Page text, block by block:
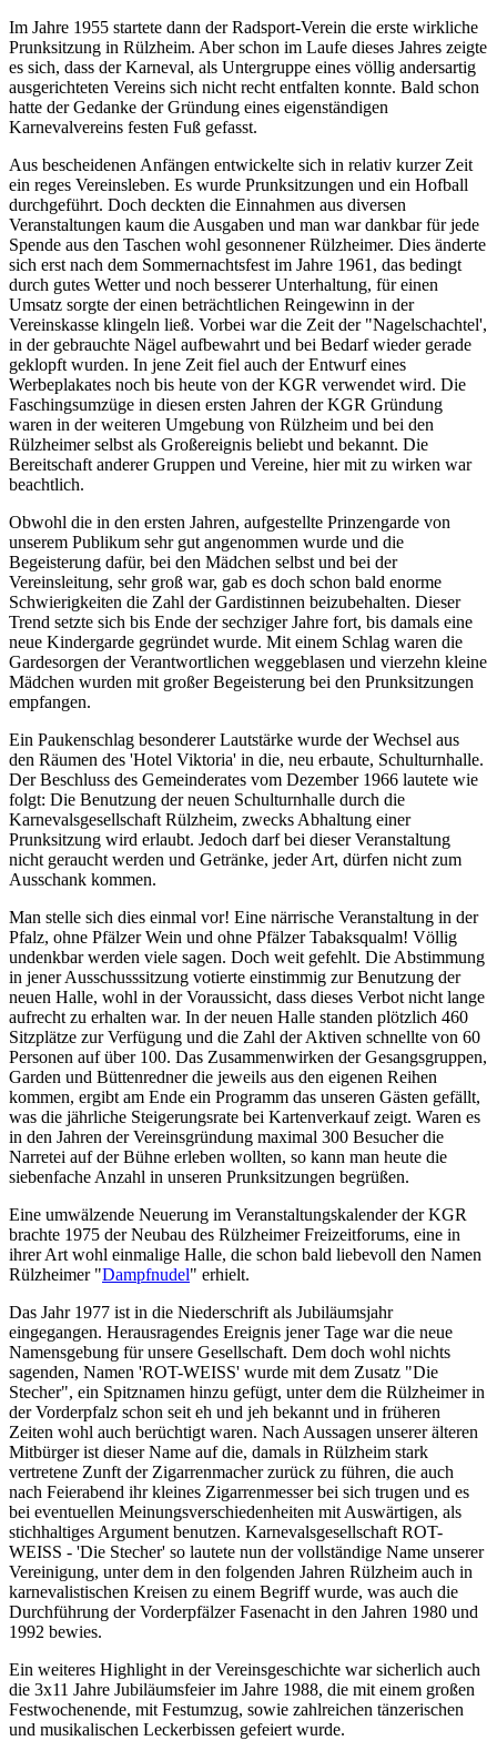
Im Jahre 1955 startete dann der Radsport-Verein die erste wirkliche
Prunksitzung in Rülzheim. Aber schon im Laufe dieses Jahres zeigte
es sich, dass der Karneval, als Untergruppe eines völlig andersartig
ausgerichteten Vereins sich nicht recht entfalten konnte. Bald schon
hatte der Gedanke der Gründung eines eigenständigen
Karnevalvereins festen Fuß gefasst.
Aus bescheidenen Anfängen entwickelte sich in relativ kurzer Zeit
ein reges Vereinsleben. Es wurde Prunksitzungen und ein Hofball
durchgeführt. Doch deckten die Einnahmen aus diversen
Veranstaltungen kaum die Ausgaben und man war dankbar für jede
Spende aus den Taschen wohl gesonnener Rülzheimer. Dies änderte
sich erst nach dem Sommernachtsfest im Jahre 1961, das bedingt
durch gutes Wetter und noch besserer Unterhaltung, für einen
Umsatz sorgte der einen beträchtlichen Reingewinn in der
Vereinskasse klingeln ließ. Vorbei war die Zeit der "Nagelschachtel',
in der gebrauchte Nägel aufbewahrt und bei Bedarf wieder gerade
geklopft wurden. In jene Zeit fiel auch der Entwurf eines
Werbeplakates noch bis heute von der KGR verwendet wird. Die
Faschingsumzüge in diesen ersten Jahren der KGR Gründung
waren in der weiteren Umgebung von Rülzheim und bei den
Rülzheimer selbst als Großereignis beliebt und bekannt. Die
Bereitschaft anderer Gruppen und Vereine, hier mit zu wirken war
beachtlich.
Obwohl die in den ersten Jahren, aufgestellte Prinzengarde von
unserem Publikum sehr gut angenommen wurde und die
Begeisterung dafür, bei den Mädchen selbst und bei der
Vereinsleitung, sehr groß war, gab es doch schon bald enorme
Schwierigkeiten die Zahl der Gardistinnen beizubehalten. Dieser
Trend setzte sich bis Ende der sechziger Jahre fort, bis damals eine
neue Kindergarde gegründet wurde. Mit einem Schlag waren die
Gardesorgen der Verantwortlichen weggeblasen und vierzehn kleine
Mädchen wurden mit großer Begeisterung bei den Prunksitzungen
empfangen.
Ein Paukenschlag besonderer Lautstärke wurde der Wechsel aus
den Räumen des 'Hotel Viktoria' in die, neu erbaute, Schulturnhalle.
Der Beschluss des Gemeinderates vom Dezember 1966 lautete wie
folgt: Die Benutzung der neuen Schulturnhalle durch die
Karnevalsgesellschaft Rülzheim, zwecks Abhaltung einer
Prunksitzung wird erlaubt. Jedoch darf bei dieser Veranstaltung
nicht geraucht werden und Getränke, jeder Art, dürfen nicht zum
Ausschank kommen.
Man stelle sich dies einmal vor! Eine närrische Veranstaltung in der
Pfalz, ohne Pfälzer Wein und ohne Pfälzer Tabaksqualm! Völlig
undenkbar werden viele sagen. Doch weit gefehlt. Die Abstimmung
in jener Ausschusssitzung votierte einstimmig zur Benutzung der
neuen Halle, wohl in der Voraussicht, dass dieses Verbot nicht lange
aufrecht zu erhalten war. In der neuen Halle standen plötzlich 460
Sitzplätze zur Verfügung und die Zahl der Aktiven schnellte von 60
Personen auf über 100. Das Zusammenwirken der Gesangsgruppen,
Garden und Büttenredner die jeweils aus den eigenen Reihen
kommen, ergibt am Ende ein Programm das unseren Gästen gefällt,
was die jährliche Steigerungsrate bei Kartenverkauf zeigt. Waren es
in den Jahren der Vereinsgründung maximal 300 Besucher die
Narretei auf der Bühne erleben wollten, so kann man heute die
siebenfache Anzahl in unseren Prunksitzungen begrüßen.
Eine umwälzende Neuerung im Veranstaltungskalender der KGR
brachte 1975 der Neubau des Rülzheimer Freizeitforums, eine in
ihrer Art wohl einmalige Halle, die schon bald liebevoll den Namen
Rülzheimer "Dampfnudel" erhielt.
Das Jahr 1977 ist in die Niederschrift als Jubiläumsjahr
eingegangen. Herausragendes Ereignis jener Tage war die neue
Namensgebung für unsere Gesellschaft. Dem doch wohl nichts
sagenden, Namen 'ROT-WEISS' wurde mit dem Zusatz "Die
Stecher", ein Spitznamen hinzu gefügt, unter dem die Rülzheimer in
der Vorderpfalz schon seit eh und jeh bekannt und in früheren
Zeiten wohl auch berüchtigt waren. Nach Aussagen unserer älteren
Mitbürger ist dieser Name auf die, damals in Rülzheim stark
vertretene Zunft der Zigarrenmacher zurück zu führen, die auch
nach Feierabend ihr kleines Zigarrenmesser bei sich trugen und es
bei eventuellen Meinungsverschiedenheiten mit Auswärtigen, als
stichhaltiges Argument benutzen. Karnevalsgesellschaft ROT-
WEISS - 'Die Stecher' so lautete nun der vollständige Name unserer
Vereinigung, unter dem in den folgenden Jahren Rülzheim auch in
karnevalistischen Kreisen zu einem Begriff wurde, was auch die
Durchführung der Vorderpfälzer Fasenacht in den Jahren 1980 und
1992 bewies.
Ein weiteres Highlight in der Vereinsgeschichte war sicherlich auch
die 3x11 Jahre Jubiläumsfeier im Jahre 1988, die mit einem großen
Festwochenende, mit Festumzug, sowie zahlreichen tänzerischen
und musikalischen Leckerbissen gefeiert wurde.